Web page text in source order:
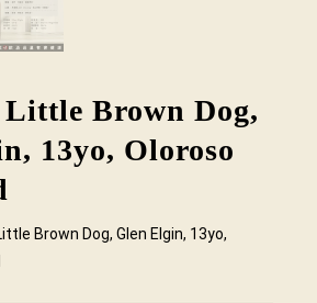
Little Brown Dog,
13yo, Oloroso
Brown Dog, Glen Elgin, 13yo,